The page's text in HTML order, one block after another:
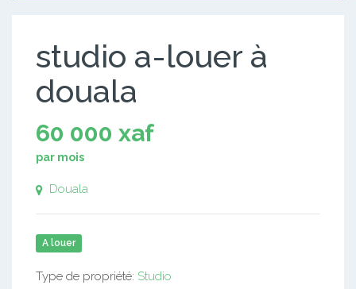
studio a-louer à
douala
60 000 xaf
par mois
Douala
A louer
Type de propriété: Studio